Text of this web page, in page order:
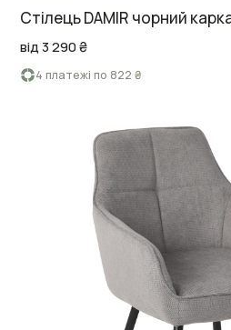
Стілець DAMIR чорний
від 3 290 ₴
4 платежі по 822 ₴